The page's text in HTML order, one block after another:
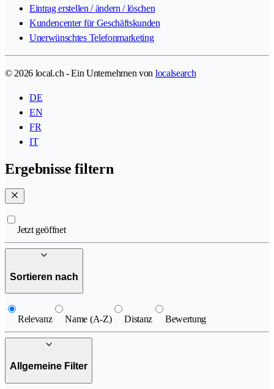
Eintrag erstellen / ändern / löschen
Kundencenter für Geschäftskunden
Unerwünschtes Telefonmarketing
© 2026 local.ch - Ein Unternehmen von localsearch
DE
EN
FR
IT
Ergebnisse filtern
Jetzt geöffnet
Sortieren nach
Relevanz Name (A-Z) Distanz Bewertung
Allgemeine Filter